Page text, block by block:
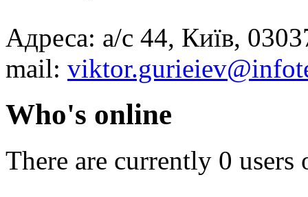
Адреса: а/с 44, Київ,
mail:
Who's online
There are currently 0 users